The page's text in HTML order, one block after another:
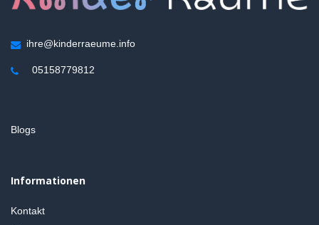
ihre@kinderraeume.info
05158779812
Blogs
Informationen
Kontakt